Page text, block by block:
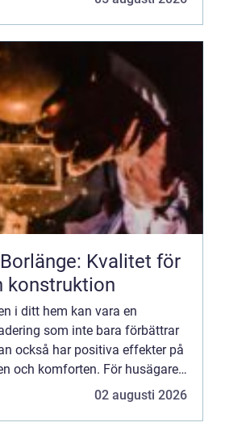
Kvalitet för
konstruktion
i ditt hem kan vara en
som inte bara förbättrar
också har positiva effekter på
och komforten. För husägare
02 augusti 2026